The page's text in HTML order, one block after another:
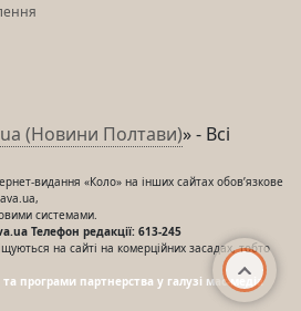
(Новини Полтави)» - Всі
видання «Коло» на інших сайтах обов’язкове
системами.
Телефон редакції: 613-245
на сайті на комерційних засадах, тобто
програми партнерства у галузі мас-медіа